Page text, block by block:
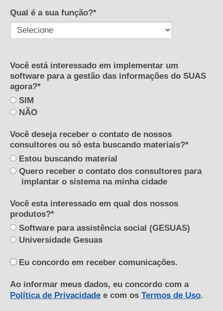
Qual é a sua função?*
Você está interessado em implementar um
software para a gestão das informações do SUAS
agora?*
SIM
NÃO
Você deseja receber o contato de nossos
consultores ou só esta buscando materiais?*
Estou buscando material
Quero receber o contato dos consultores para
implantar o sistema na minha cidade
Você esta interessado em qual dos nossos
produtos?*
Software para assistência social (GESUAS)
Universidade Gesuas
Eu concordo em receber comunicações.
Ao informar meus dados, eu concordo com a
Política de Privacidade e com os Termos de Uso.